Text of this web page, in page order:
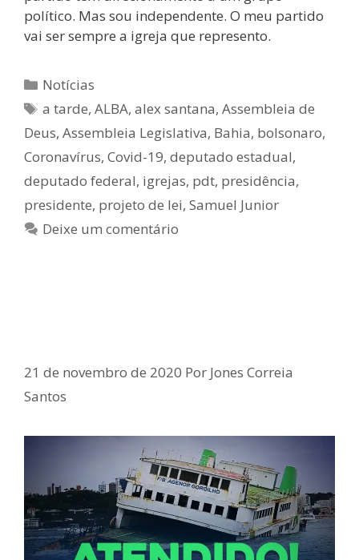
político. Mas sou independente. O meu partido
vai ser sempre a igreja que represento.
Notícias
a tarde,ALBA,alex santana,Assembleia de
Deus, Assembleia Legislativa, Bahia, bolsonaro,
Coronavírus, Covid-19, deputado estadual,
deputado federal, igrejas, pdt, presidência,
presidente, projeto de lei, Samuel Junior
Deixe um comentário
21 de novembro de 2020 Por Jones Correia
Santos